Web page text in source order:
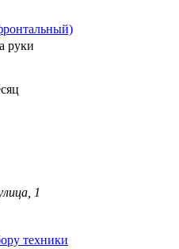
руки
1
техники